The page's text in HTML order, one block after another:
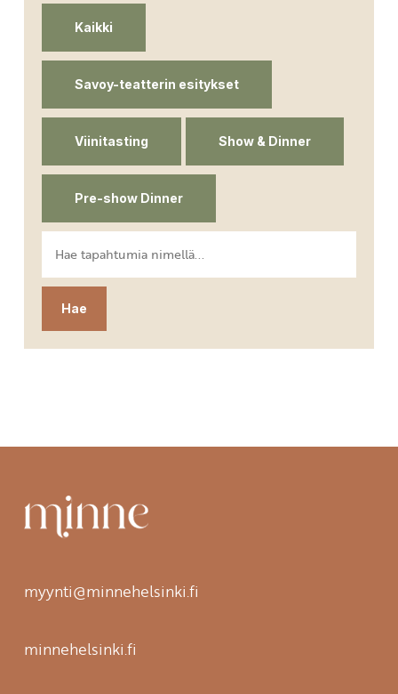
Kaikki
Savoy-teatterin esitykset
Viinitasting Show & Dinner
Pre-show Dinner
myynti@minnehelsinki.fi
minnehelsinki.fi